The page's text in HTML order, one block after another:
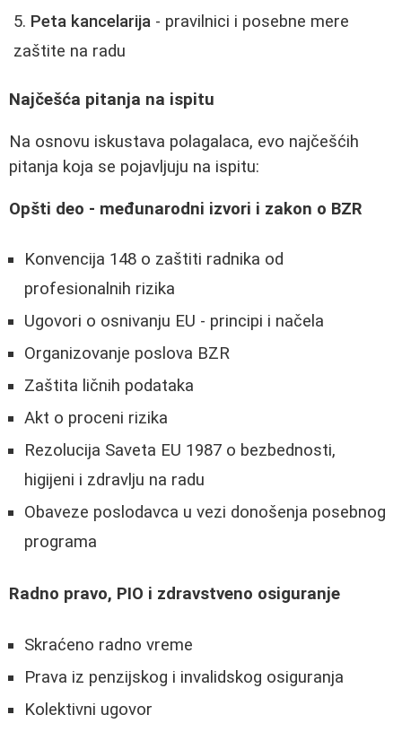
Peta kancelarija - pravilnici i posebne mere
zaštite na radu
Najčešća pitanja na ispitu
Na osnovu iskustava polagalaca, evo najčešćih
pitanja koja se pojavljuju na ispitu:
Opšti deo - međunarodni izvori i zakon o BZR
Konvencija 148 o zaštiti radnika od
profesionalnih rizika
Ugovori o osnivanju EU - principi i načela
Organizovanje poslova BZR
Zaštita ličnih podataka
Akt o proceni rizika
Rezolucija Saveta EU 1987 o bezbednosti,
higijeni i zdravlju na radu
Obaveze poslodavca u vezi donošenja posebnog
programa
Radno pravo, PIO i zdravstveno osiguranje
Skraćeno radno vreme
Prava iz penzijskog i invalidskog osiguranja
Kolektivni ugovor